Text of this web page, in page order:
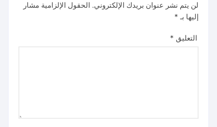
لن يتم نشر عنوان بريدك الإلكتروني. الحقول الإلزامية مشار
إليها بـ *
التعليق *